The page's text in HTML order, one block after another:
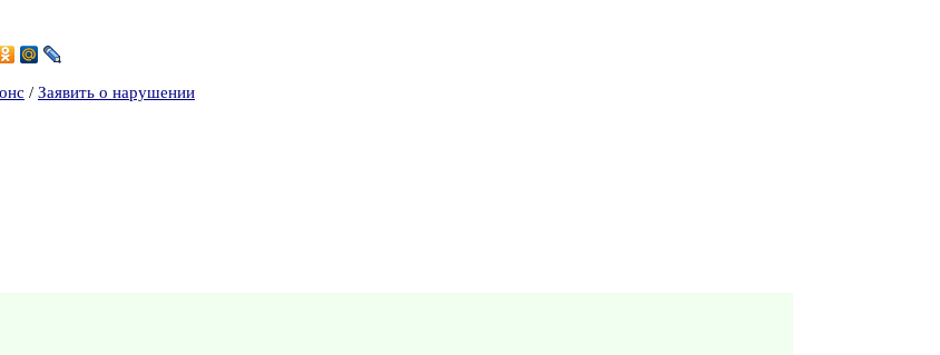
/ Заявить о нарушении